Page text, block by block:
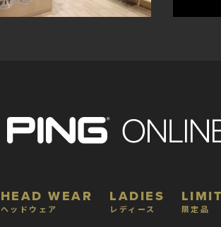
HEAD WEAR
ヘッドウェア
LADIES
レディース 限定品